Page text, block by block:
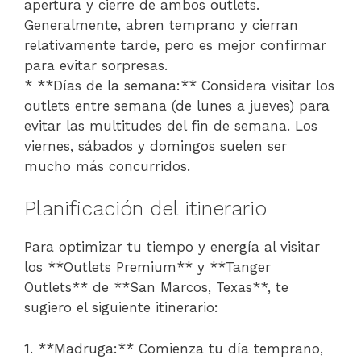
apertura y cierre de ambos outlets.
Generalmente, abren temprano y cierran
relativamente tarde, pero es mejor confirmar
para evitar sorpresas.
* **Días de la semana:** Considera visitar los
outlets entre semana (de lunes a jueves) para
evitar las multitudes del fin de semana. Los
viernes, sábados y domingos suelen ser
mucho más concurridos.
Planificación del itinerario
Para optimizar tu tiempo y energía al visitar
los **Outlets Premium** y **Tanger
Outlets** de **San Marcos, Texas**, te
sugiero el siguiente itinerario:
1. **Madruga:** Comienza tu día temprano,